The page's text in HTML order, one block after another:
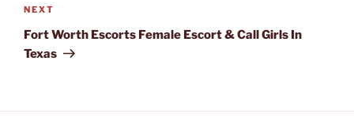
Next
Post
NEXT
Fort Worth Escorts Female Escort & Call Girls In
Texas